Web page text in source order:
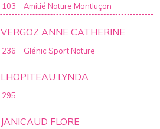
103 Amitié Nature Montluçon
236
VERGOZ ANNE CATHERINE
Glénic Sport Nature
295
LHOPITEAU LYNDA
JANICAUD FLORE